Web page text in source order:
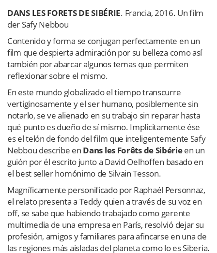
DANS LES FORETS DE SIBÉRIE. Francia, 2016. Un film
der Safy Nebbou
Contenido y forma se conjugan perfectamente en un
film que despierta admiración por su belleza como así
también por abarcar algunos temas que permiten
reflexionar sobre el mismo.
En este mundo globalizado el tiempo transcurre
vertiginosamente y el ser humano, posiblemente sin
notarlo, se ve alienado en su trabajo sin reparar hasta
qué punto es dueño de sí mismo. Implícitamente ése
es el telón de fondo del film que inteligentemente Safy
Nebbou describe en Dans les Forêts de Sibérieen un
guión por él escrito junto a David Oelhoffen basado en
el best seller homónimo de Silvain Tesson.
Magníficamente personificado por Raphaél Personnaz,
el relato presenta a Teddy quien a través de su voz en
off, se sabe que habiendo trabajado como gerente
multimedia de una empresa en París, resolvió dejar su
profesión, amigos y familiares para afincarse en una de
las regiones más aisladas del planeta como lo es Siberia.